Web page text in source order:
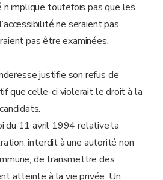
toutefois pas que les
ne seraient pas
pas être examinées.
justifie son refus de
que celle-ci violerait le droit à la
du 11 avril 1994 relative la
interdit à une autorité non
de transmettre des
atteinte à la vie privée. Un